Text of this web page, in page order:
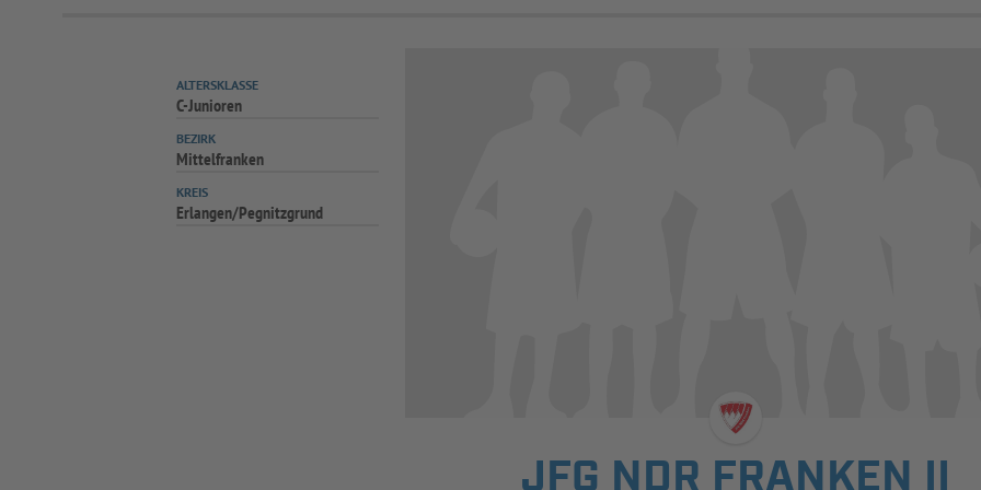
ALTERSKLASSE
C-Junioren
BEZIRK
Mittelfranken
KREIS
Erlangen/Pegnitzgrund